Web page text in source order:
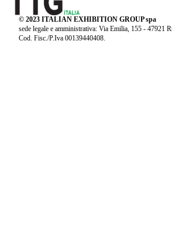
© 2023 ITALIAN EXHIBITION GROUP spa
sede legale e amministrativa: Via Emilia, 155 - 47921
Cod. Fisc./P.Iva 00139440408.